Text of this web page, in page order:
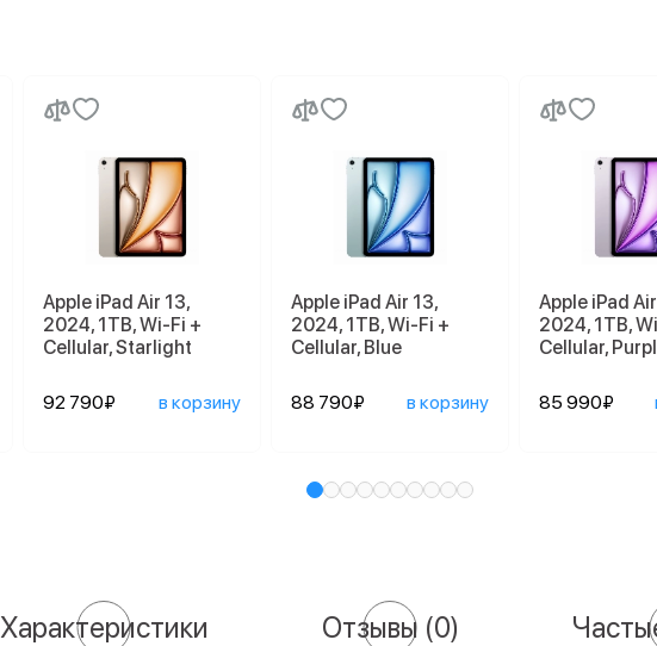
Apple iPad Air 13,
2024, 1TB, Wi-Fi +
Cellular, Starlight
92 790₽ в корзину
Apple iPad Air 13,
2024, 1TB, Wi-Fi +
Cellular, Blue
88 790₽ в корзину
Apple iPad
2024, 1TB,
Cellular,
85 990₽
Характеристики Отзывы (0)